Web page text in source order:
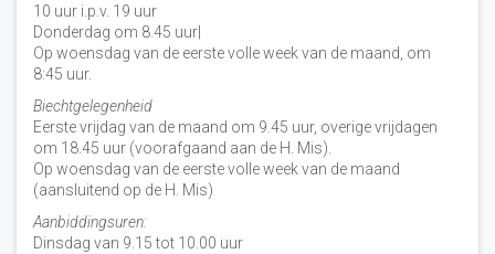
10 uur i.p.v. 19 uur
Donderdag om 8.45 uur|
Op woensdag van de eerste volle week van de maand, om
8:45 uur.
Biechtgelegenheid
Eerste vrijdag van de maand om 9.45 uur, overige vrijdagen
om 18.45 uur (voorafgaand aan de H. Mis).
Op woensdag van de eerste volle week van de maand
(aansluitend op de H. Mis)
Aanbiddingsuren:
Dinsdag van 9.15 tot 10.00 uur